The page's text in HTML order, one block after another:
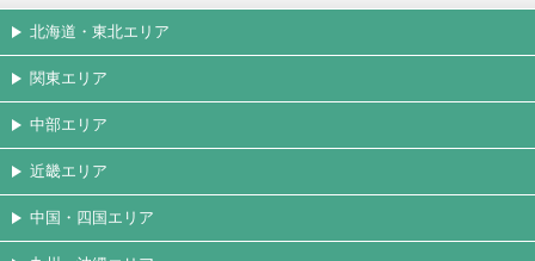
北海道・東北エリア
関東エリア
中部エリア
近畿エリア
中国・四国エリア